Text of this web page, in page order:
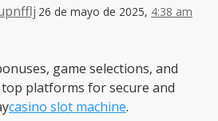
26 de mayo de 2025, 4:38 am
game selections, and
platforms for secure and
casino slot machine.